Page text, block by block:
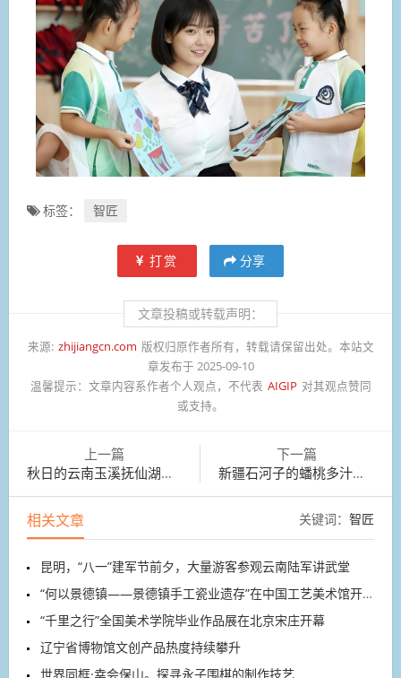
标签： 智匠
打赏 分享
文章投稿或转载声明：
来源: zhijiangcn.com 版权归原作者所有，转载请保留出处。本站文
章发布于 2025-09-10
温馨提示： 文章内容系作者个人观点，不代表 AIGIP 对其观点赞同
或支持。
上一篇
秋日的云南玉溪抚仙湖，湖水澄澈通透
下一篇
新疆石河子的蟠桃多汁味甜
相关文章 关键词： 智匠
昆明，“八一”建军节前夕，大量游客参观云南陆军讲武堂
“何以景德镇——景德镇手工瓷业遗存”在中国工艺美术馆开展
“千里之行”全国美术学院毕业作品展在北京宋庄开幕
辽宁省博物馆文创产品热度持续攀升
世界同框·幸会保山。探寻永子围棋的制作技艺